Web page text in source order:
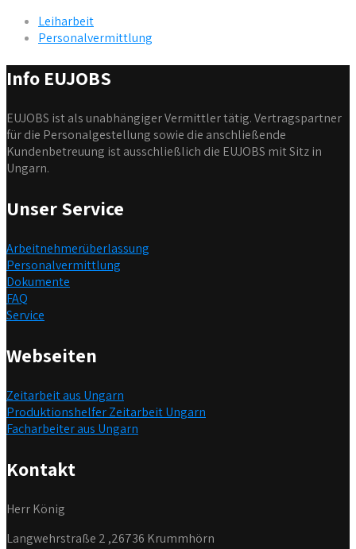
Leiharbeit
Personalvermittlung
Info EUJOBS
EUJOBS ist als unabhängiger Vermittler tätig. Vertragspartner
für die Personalgestellung sowie die anschließende
Kundenbetreuung ist ausschließlich die EUJOBS mit Sitz in
Ungarn.
Unser Service
Arbeitnehmerüberlassung
Personalvermittlung
Dokumente
FAQ
Service
Webseiten
Zeitarbeit aus Ungarn
Produktionshelfer Zeitarbeit Ungarn
Facharbeiter aus Ungarn
Kontakt
Herr König
Langwehrstraße 2 ,26736 Krummhörn